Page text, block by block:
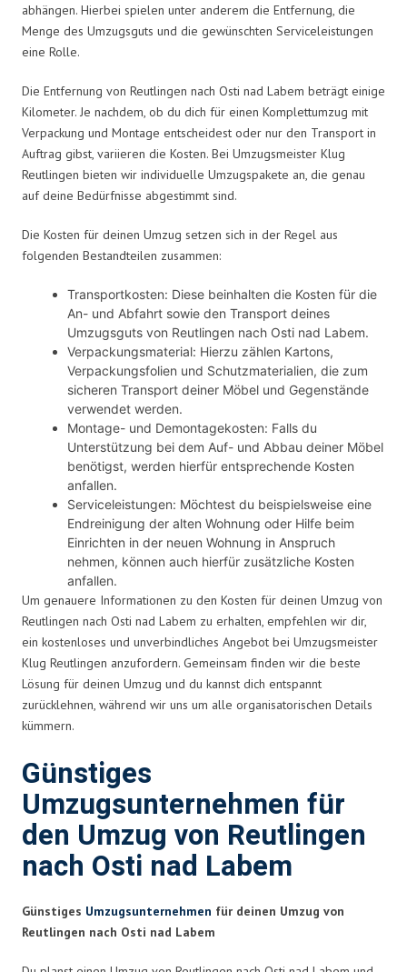
abhängen. Hierbei spielen unter anderem die Entfernung, die
Menge des Umzugsguts und die gewünschten Serviceleistungen
eine Rolle.
Die Entfernung von Reutlingen nach Osti nad Labem beträgt einige
Kilometer. Je nachdem, ob du dich für einen Komplettumzug mit
Verpackung und Montage entscheidest oder nur den Transport in
Auftrag gibst, variieren die Kosten. Bei Umzugsmeister Klug
Reutlingen bieten wir individuelle Umzugspakete an, die genau
auf deine Bedürfnisse abgestimmt sind.
Die Kosten für deinen Umzug setzen sich in der Regel aus
folgenden Bestandteilen zusammen:
Transportkosten: Diese beinhalten die Kosten für die
An- und Abfahrt sowie den Transport deines
Umzugsguts von Reutlingen nach Osti nad Labem.
Verpackungsmaterial: Hierzu zählen Kartons,
Verpackungsfolien und Schutzmaterialien, die zum
sicheren Transport deiner Möbel und Gegenstände
verwendet werden.
Montage- und Demontagekosten: Falls du
Unterstützung bei dem Auf- und Abbau deiner Möbel
benötigst, werden hierfür entsprechende Kosten
anfallen.
Serviceleistungen: Möchtest du beispielsweise eine
Endreinigung der alten Wohnung oder Hilfe beim
Einrichten in der neuen Wohnung in Anspruch
nehmen, können auch hierfür zusätzliche Kosten
anfallen.
Um genauere Informationen zu den Kosten für deinen Umzug von
Reutlingen nach Osti nad Labem zu erhalten, empfehlen wir dir,
ein kostenloses und unverbindliches Angebot bei Umzugsmeister
Klug Reutlingen anzufordern. Gemeinsam finden wir die beste
Lösung für deinen Umzug und du kannst dich entspannt
zurücklehnen, während wir uns um alle organisatorischen Details
kümmern.
Günstiges
Umzugsunternehmen für
den Umzug von Reutlingen
nach Osti nad Labem
Günstiges Umzugsunternehmen für deinen Umzug von
Reutlingen nach Osti nad Labem